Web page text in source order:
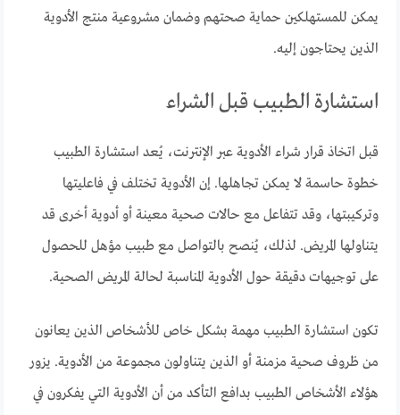
يمكن للمستهلكين حماية صحتهم وضمان مشروعية منتج الأدوية
الذين يحتاجون إليه.
استشارة الطبيب قبل الشراء
قبل اتخاذ قرار شراء الأدوية عبر الإنترنت، يُعد استشارة الطبيب
خطوة حاسمة لا يمكن تجاهلها. إن الأدوية تختلف في فاعليتها
وتركيبتها، وقد تتفاعل مع حالات صحية معينة أو أدوية أخرى قد
يتناولها المريض. لذلك، يُنصح بالتواصل مع طبيب مؤهل للحصول
على توجيهات دقيقة حول الأدوية المناسبة لحالة المريض الصحية.
تكون استشارة الطبيب مهمة بشكل خاص للأشخاص الذين يعانون
من ظروف صحية مزمنة أو الذين يتناولون مجموعة من الأدوية. يزور
هؤلاء الأشخاص الطبيب بدافع التأكد من أن الأدوية التي يفكرون في